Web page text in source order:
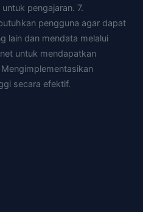
pengajaran. 7.
pengguna agar dapat
lain dan mendata melalui
untuk mendapatkan
secara efektif.